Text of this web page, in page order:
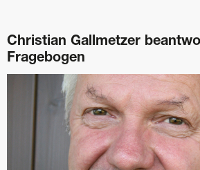
Christian Gallmetzer
Fragebogen